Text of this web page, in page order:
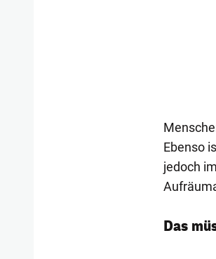
Ebenso
jedoch
Das